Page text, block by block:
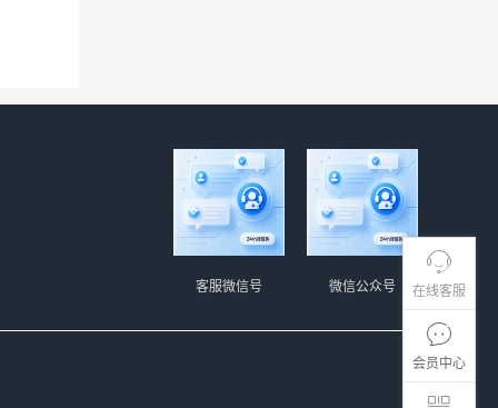
在线客服
会员中心
微信公众号
客服微信号